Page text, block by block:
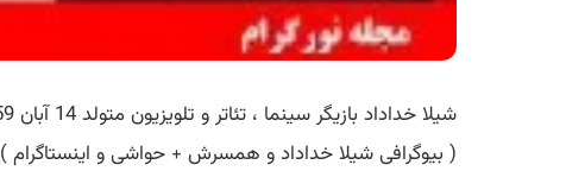
شیلا خداداد بازیگر سینما ، تئاتر و تلویزیون متولد 14 آبان 1359در شهر تهران می باشد . وی فارغ التحصیل رشته شیمی
( بیوگرافی شیلا خداداد و همسرش + حواشی و اینستاگرام )